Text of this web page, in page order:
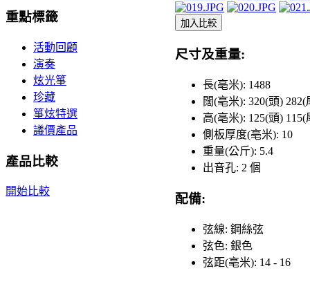
加入比較
尺寸及重量:
長(亳米): 1488
闊(亳米): 320(頭) 282(
高(亳米): 125(頭) 115(
側板厚度(亳米): 10
重量(公斤): 5.4
出音孔: 2 個
配備:
弦線: 鋼絲弦
弦色: 銀色
弦距(亳米): 14 - 16
重點標籤
活動回顧
演奏
炫光箏
珍藏
箏炫特選
議價產品
產品比較
開始比較